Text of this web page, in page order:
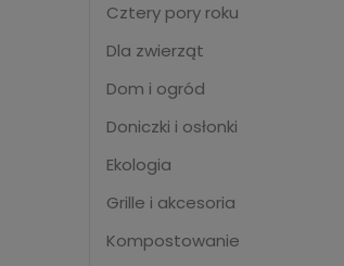
Cztery pory roku
Dla zwierząt
Dom i ogród
Doniczki i osłonki
Ekologia
Grille i akcesoria
Kompostowanie